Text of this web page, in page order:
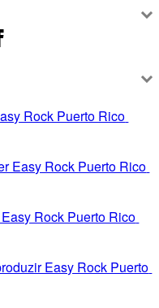
Rock Puerto Rico
Easy Rock Puerto Rico
Rock Puerto Rico
Easy Rock Puerto